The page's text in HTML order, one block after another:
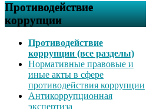
Противодействие
коррупции
Противодействие
коррупции (все разделы)
Нормативные правовые и
иные акты в сфере
противодействия коррупции
Антикоррупционная
экспертиза